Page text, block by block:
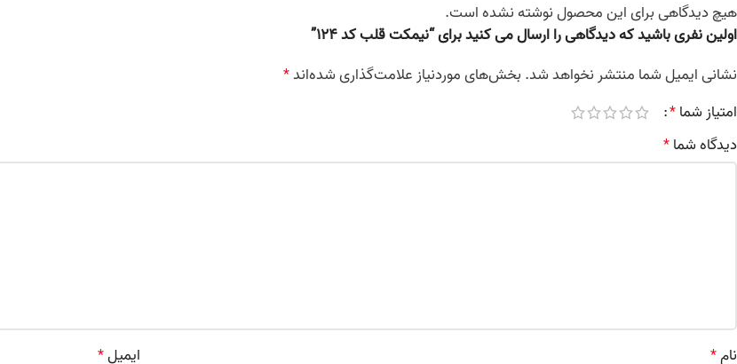
هیچ دیدگاهی برای این محصول نوشته نشده است.
اولین نفری باشید که دیدگاهی را ارسال می کنید برای “نیمکت قلب کد 124”
نشانی ایمیل شما منتشر نخواهد شد. بخش‌های موردنیاز علامت‌گذاری شده‌اند*
امتیاز شما*
دیدگاه شما*
نام* ایمیل*